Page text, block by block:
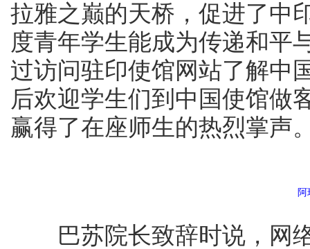
拉雅之巅的天桥，促进了中
度青年学生能成为传递和平
过访问驻印使馆网站了解中
后欢迎学生们到中国使馆做
赢得了在座师生的热烈掌声
阿
巴苏院长致辞时说，网络